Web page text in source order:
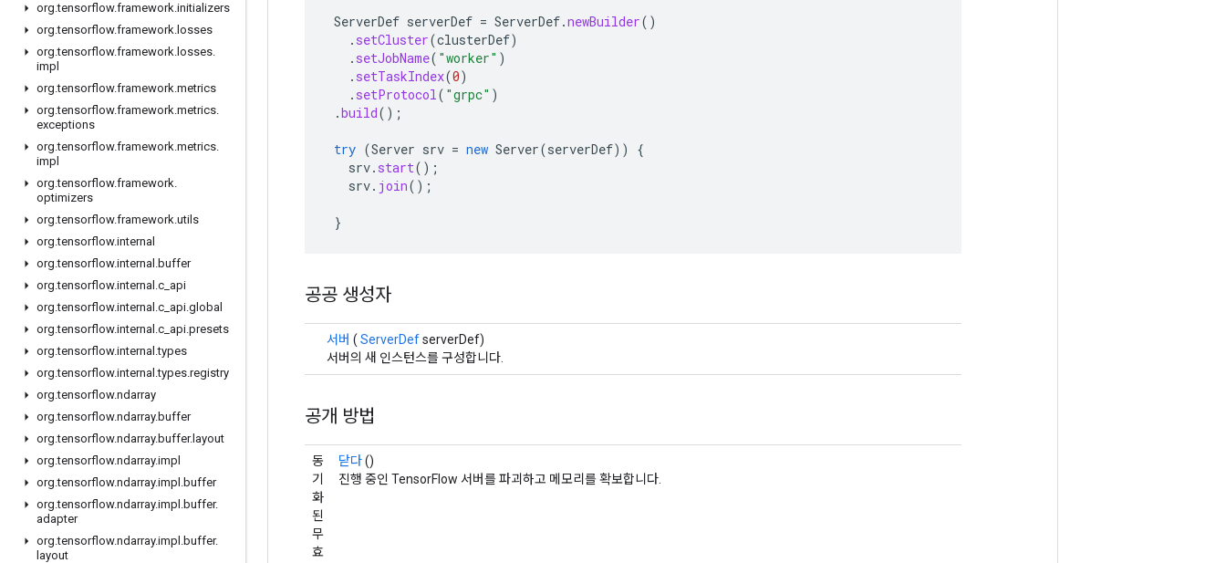
org.tensorflow.framework.initializers
org.tensorflow.framework. losses
org.tensorflow.framework. losses.
impl
org.tensorflow.framework.metrics
org.tensorflow.framework.metrics.
exceptions
org.tensorflow.framework.metrics.
impl
org.tensorflow.framework.
optimizers
org.tensorflow.framework.utils
org.tensorflow.internal
org.tensorflow.internal .buffer
org.tensorflow.internal .c api
org.tensorflow.internal .c api.global
org.tensorflow.internal .c api.presets
org.tensorflow.internal .types
org.tensorflow.internal .types.registry
org.tensorflow.ndarray
org.tensorflow.ndarray.buffer
org.tensorflow.ndarray.buffer. layout
org.tensorflow.ndarray.impl
org.tensorflow.ndarray.impl .buffer
org.tensorflow.ndarray.impl .buffer.
adapter
org.tensorflow.ndarray.impl .buffer.
layout
ServerDef serverDef = ServerDef.newBuilder()
. setCluster(clusterDef)
. setJobName( "worker" )
. setTaskIndex(0)
. setProtocol( "grpc" )
.build();
try (Server srv = new Server(serverDef))
{
srv. start();
srv. join();
}
공공 생성자
서버 ( ServerDefserverDef)
서버의 새 인스턴스를 구성합니다.
공개 방법
동
기
화
된
무
효
닫다()
진행 중인 TensorFlow 서버를 파괴하고 메모리를 확보합니다.